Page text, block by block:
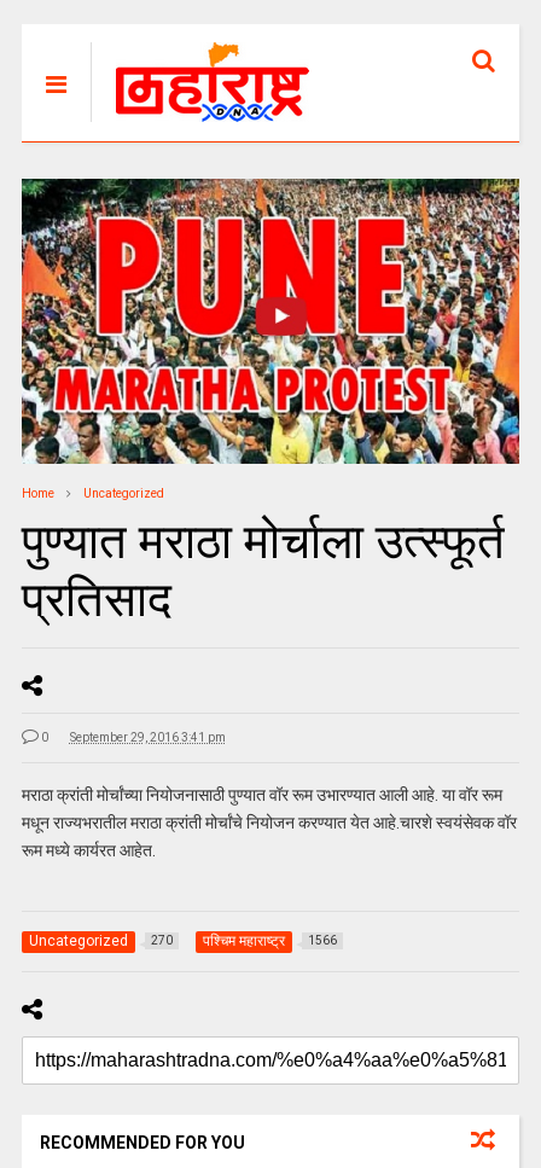
Home Uncategorized
पुण्यात मराठा मोर्चाला उत्स्फूर्त
प्रतिसाद
0 September 29, 2016 3:41 pm
मराठा क्रांती मोर्चांच्या नियोजनासाठी पुण्यात वॉर रूम उभारण्यात आली आहे. या वॉर रूम
मधून राज्यभरातील मराठा क्रांती मोर्चांचे नियोजन करण्यात येत आहे.चारशे स्वयंसेवक वॉर
रूम मध्ये कार्यरत आहेत.
Uncategorized 270 पश्चिम महाराष्ट्र 1566
RECOMMENDED FOR YOU